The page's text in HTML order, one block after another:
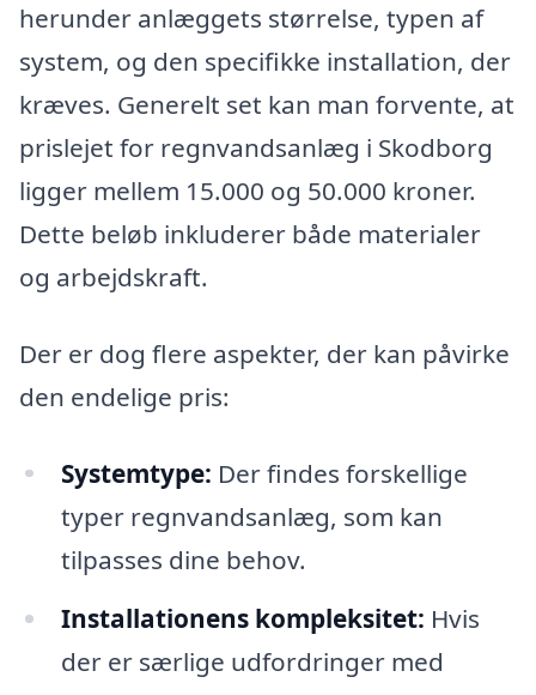
herunder anlæggets størrelse, typen af
system, og den specifikke installation, der
kræves. Generelt set kan man forvente, at
prislejet for regnvandsanlæg i Skodborg
ligger mellem 15.000 og 50.000 kroner.
Dette beløb inkluderer både materialer
og arbejdskraft.
Der er dog flere aspekter, der kan påvirke
den endelige pris:
Systemtype: Der findes forskellige
typer regnvandsanlæg, som kan
tilpasses dine behov.
Installationens kompleksitet: Hvis
der er særlige udfordringer med